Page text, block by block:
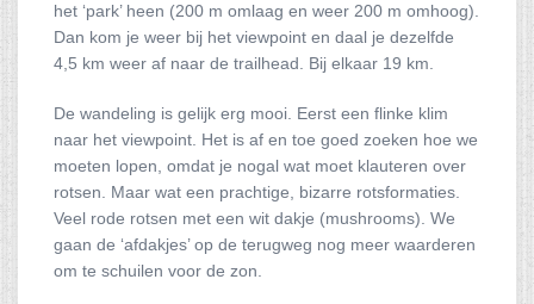
het ‘park’ heen (200 m omlaag en weer 200 m omhoog).
Dan kom je weer bij het viewpoint en daal je dezelfde
4,5 km weer af naar de trailhead. Bij elkaar 19 km.
De wandeling is gelijk erg mooi. Eerst een flinke klim
naar het viewpoint. Het is af en toe goed zoeken hoe we
moeten lopen, omdat je nogal wat moet klauteren over
rotsen. Maar wat een prachtige, bizarre rotsformaties.
Veel rode rotsen met een wit dakje (mushrooms). We
gaan de ‘afdakjes’ op de terugweg nog meer waarderen
om te schuilen voor de zon.